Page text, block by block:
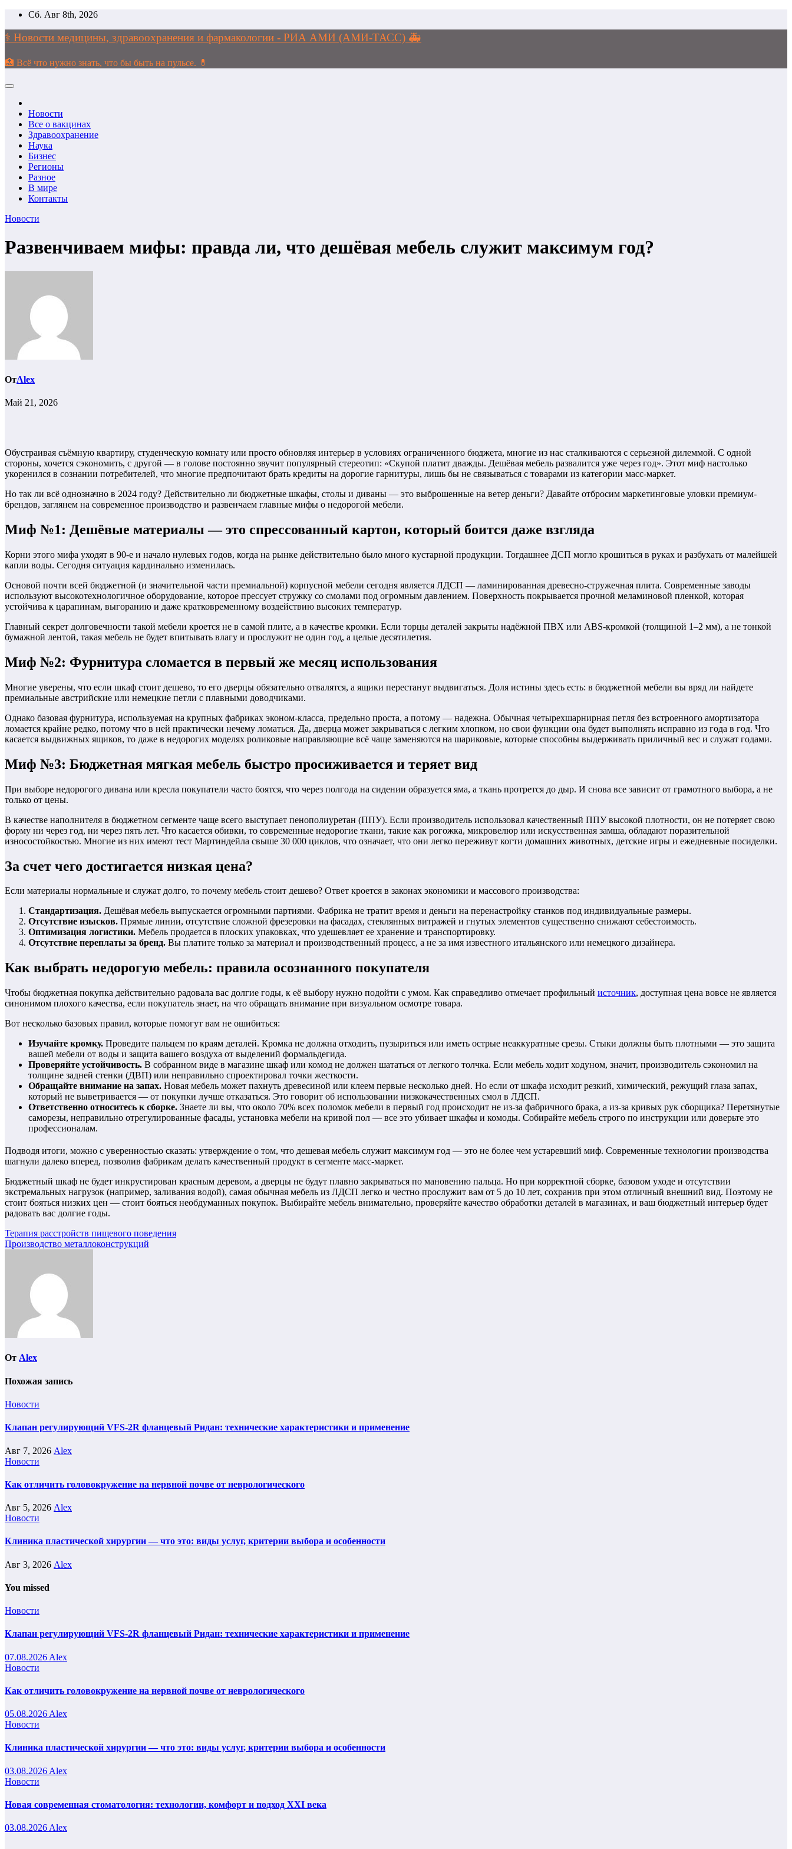
Перейти
содержимому
Сб. Авг 8th, 2026
⚕️ Новости медицины, здравоохранения и фармакологии - РИА АМИ (АМИ-ТАСС) 🚑
🏥 Всё что нужно знать, что бы быть на пульсе. 💊
Новости
Все о вакцинах
Здравоохранение
Наука
Бизнес
Регионы
Разное
В мире
Контакты
Новости
Развенчиваем мифы: правда ли, что дешёвая мебель служит максимум год?
ОтAlex
Май 21, 2026
Обустраивая съёмную квартиру, студенческую комнату или просто обновляя интерьер в условиях ограниченного бюджета, многие из нас сталкиваются с серьезной дилеммой. С одной
стороны, хочется сэкономить, с другой — в голове постоянно звучит популярный стереотип: «Скупой платит дважды. Дешёвая мебель развалится уже через год». Этот миф настолько
укоренился в сознании потребителей, что многие предпочитают брать кредиты на дорогие гарнитуры, лишь бы не связываться с товарами из категории масс-маркет.
Но так ли всё однозначно в 2024 году? Действительно ли бюджетные шкафы, столы и диваны — это выброшенные на ветер деньги? Давайте отбросим маркетинговые уловки премиум-
брендов, заглянем на современное производство и развенчаем главные мифы о недорогой мебели.
Миф №1: Дешёвые материалы — это спрессованный картон, который боится даже взгляда
Корни этого мифа уходят в 90-е и начало нулевых годов, когда на рынке действительно было много кустарной продукции. Тогдашнее ДСП могло крошиться в руках и разбухать от малейшей
капли воды. Сегодня ситуация кардинально изменилась.
Основой почти всей бюджетной (и значительной части премиальной) корпусной мебели сегодня является ЛДСП — ламинированная древесно-стружечная плита. Современные заводы
используют высокотехнологичное оборудование, которое прессует стружку со смолами под огромным давлением. Поверхность покрывается прочной меламиновой пленкой, которая
устойчива к царапинам, выгоранию и даже кратковременному воздействию высоких температур.
Главный секрет долговечности такой мебели кроется не в самой плите, а в качестве кромки. Если торцы деталей закрыты надёжной ПВХ или ABS-кромкой (толщиной 1–2 мм), а не тонкой
бумажной лентой, такая мебель не будет впитывать влагу и прослужит не один год, а целые десятилетия.
Миф №2: Фурнитура сломается в первый же месяц использования
Многие уверены, что если шкаф стоит дешево, то его дверцы обязательно отвалятся, а ящики перестанут выдвигаться. Доля истины здесь есть: в бюджетной мебели вы вряд ли найдете
премиальные австрийские или немецкие петли с плавными доводчиками.
Однако базовая фурнитура, используемая на крупных фабриках эконом-класса, предельно проста, а потому — надежна. Обычная четырехшарнирная петля без встроенного амортизатора
ломается крайне редко, потому что в ней практически нечему ломаться. Да, дверца может закрываться с легким хлопком, но свои функции она будет выполнять исправно из года в год. Что
касается выдвижных ящиков, то даже в недорогих моделях роликовые направляющие всё чаще заменяются на шариковые, которые способны выдерживать приличный вес и служат годами.
Миф №3: Бюджетная мягкая мебель быстро просиживается и теряет вид
При выборе недорогого дивана или кресла покупатели часто боятся, что через полгода на сидении образуется яма, а ткань протрется до дыр. И снова все зависит от грамотного выбора, а не
только от цены.
В качестве наполнителя в бюджетном сегменте чаще всего выступает пенополиуретан (ППУ). Если производитель использовал качественный ППУ высокой плотности, он не потеряет свою
форму ни через год, ни через пять лет. Что касается обивки, то современные недорогие ткани, такие как рогожка, микровелюр или искусственная замша, обладают поразительной
износостойкостью. Многие из них имеют тест Мартиндейла свыше 30 000 циклов, что означает, что они легко переживут когти домашних животных, детские игры и ежедневные посиделки.
За счет чего достигается низкая цена?
Если материалы нормальные и служат долго, то почему мебель стоит дешево? Ответ кроется в законах экономики и массового производства:
Стандартизация. Дешёвая мебель выпускается огромными партиями. Фабрика не тратит время и деньги на перенастройку станков под индивидуальные размеры.
Отсутствие изысков. Прямые линии, отсутствие сложной фрезеровки на фасадах, стеклянных витражей и гнутых элементов существенно снижают себестоимость.
Оптимизация логистики. Мебель продается в плоских упаковках, что удешевляет ее хранение и транспортировку.
Отсутствие переплаты за бренд. Вы платите только за материал и производственный процесс, а не за имя известного итальянского или немецкого дизайнера.
Как выбрать недорогую мебель: правила осознанного покупателя
Чтобы бюджетная покупка действительно радовала вас долгие годы, к её выбору нужно подойти с умом. Как справедливо отмечает профильный источник, доступная цена вовсе не является
синонимом плохого качества, если покупатель знает, на что обращать внимание при визуальном осмотре товара.
Вот несколько базовых правил, которые помогут вам не ошибиться:
Изучайте кромку. Проведите пальцем по краям деталей. Кромка не должна отходить, пузыриться или иметь острые неаккуратные срезы. Стыки должны быть плотными — это защита
вашей мебели от воды и защита вашего воздуха от выделений формальдегида.
Проверяйте устойчивость. В собранном виде в магазине шкаф или комод не должен шататься от легкого толчка. Если мебель ходит ходуном, значит, производитель сэкономил на
толщине задней стенки (ДВП) или неправильно спроектировал точки жесткости.
Обращайте внимание на запах. Новая мебель может пахнуть древесиной или клеем первые несколько дней. Но если от шкафа исходит резкий, химический, режущий глаза запах,
который не выветривается — от покупки лучше отказаться. Это говорит об использовании низкокачественных смол в ЛДСП.
Ответственно относитесь к сборке. Знаете ли вы, что около 70% всех поломок мебели в первый год происходит не из-за фабричного брака, а из-за кривых рук сборщика? Перетянутые
саморезы, неправильно отрегулированные фасады, установка мебели на кривой пол — все это убивает шкафы и комоды. Собирайте мебель строго по инструкции или доверьте это
профессионалам.
Подводя итоги, можно с уверенностью сказать: утверждение о том, что дешевая мебель служит максимум год — это не более чем устаревший миф. Современные технологии производства
шагнули далеко вперед, позволив фабрикам делать качественный продукт в сегменте масс-маркет.
Бюджетный шкаф не будет инкрустирован красным деревом, а дверцы не будут плавно закрываться по мановению пальца. Но при корректной сборке, базовом уходе и отсутствии
экстремальных нагрузок (например, заливания водой), самая обычная мебель из ЛДСП легко и честно прослужит вам от 5 до 10 лет, сохранив при этом отличный внешний вид. Поэтому не
стоит бояться низких цен — стоит бояться необдуманных покупок. Выбирайте мебель внимательно, проверяйте качество обработки деталей в магазинах, и ваш бюджетный интерьер будет
радовать вас долгие годы.
Навигация
по
Терапия расстройств пищевого поведения
Производство металлоконструкций
От Alex
Похожая запись
Новости
Клапан регулирующий VFS-2R фланцевый Ридан: технические характеристики и применение
Авг 7, 2026 Alex
Новости
Как отличить головокружение на нервной почве от неврологического
Авг 5, 2026 Alex
Новости
Клиника пластической хирургии — что это: виды услуг, критерии выбора и особенности
Авг 3, 2026 Alex
You missed
Новости
Клапан регулирующий VFS-2R фланцевый Ридан: технические характеристики и применение
07.08.2026 Alex
Новости
Как отличить головокружение на нервной почве от неврологического
05.08.2026 Alex
Новости
Клиника пластической хирургии — что это: виды услуг, критерии выбора и особенности
03.08.2026 Alex
Новости
Новая современная стоматология: технологии, комфорт и подход XXI века
03.08.2026 Alex